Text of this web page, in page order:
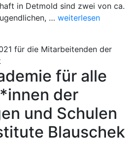
in Detmold sind zwei von ca.
… „Sportlicher
78.
Osterlauf“
weiterlesen
für alle
der
und Schulen
Blauschek